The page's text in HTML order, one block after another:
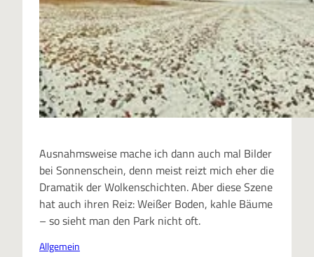
Ausnahmsweise mache ich dann auch mal Bilder
bei Sonnenschein, denn meist reizt mich eher die
Dramatik der Wolkenschichten. Aber diese Szene
hat auch ihren Reiz: Weißer Boden, kahle Bäume
– so sieht man den Park nicht oft.
Allgemein